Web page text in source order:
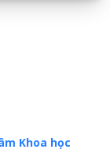
Khoa học